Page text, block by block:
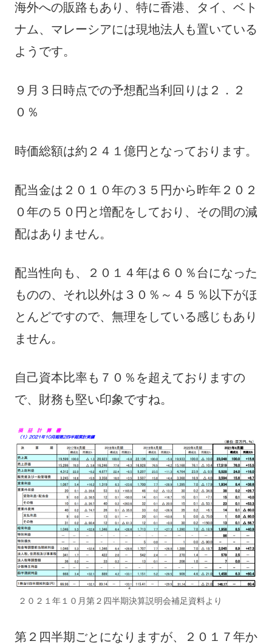
海外への販路もあり、特に香港、タイ、ベト
ナム、マレーシアには現地法人も置いている
ようです。
９月３日時点での予想配当利回りは２．２
０％
時価総額は約２４１億円となっております。
配当金は２０１０年の３５円から昨年２０２
０年の５０円と増配をしており、その間の減
配はありません。
配当性向も、２０１４年は６０％台になった
ものの、それ以外は３０％～４５％以下がほ
とんどですので、無理をしている感じもあり
ません。
自己資本比率も７０％を超えておりますの
で、財務も堅い印象ですね。
２０２１年１０月第２四半期決算説明会補足資料より
第２四半期ごとになりますが、２０１７年か